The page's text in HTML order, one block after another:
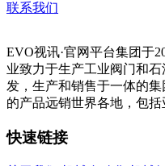
联系我们
EVO视讯·官网平台集团于
业致力于生产工业阀门和
发，生产和销售于一体的
的产品远销世界各地，包括
快速链接